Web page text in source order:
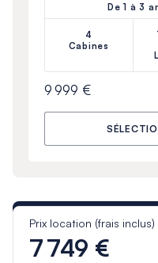
De 1 à 3
4
Cabines
9 999 €
Prix location (frais
7 749 €